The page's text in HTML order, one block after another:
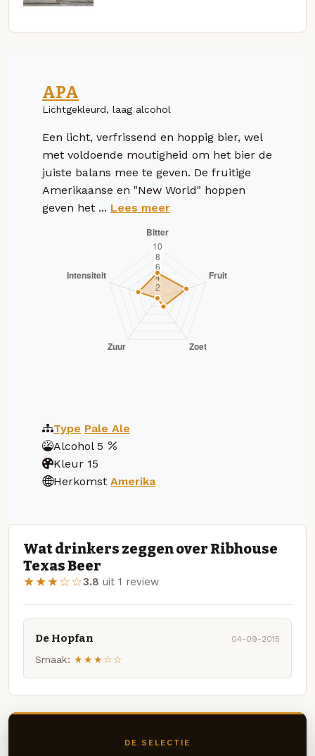
APA
Lichtgekleurd, laag alcohol
Een licht, verfrissend en hoppig bier, wel
met voldoende moutigheid om het bier de
juiste balans mee te geven. De fruitige
Amerikaanse en "New World" hoppen
geven het ... Lees meer
Type Pale Ale
Alcohol 5
Kleur 15
Herkomst Amerika
Wat drinkers zeggen over Ribhouse
Texas Beer
★★★☆☆3.8 uit 1 review
De Hopfan 04-09-2015
Smaak: ★★★☆☆
DE SELECTIE